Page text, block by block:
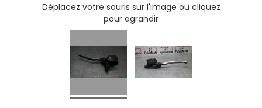
Déplacez votre souris sur l'image ou cliquez
pour agrandir